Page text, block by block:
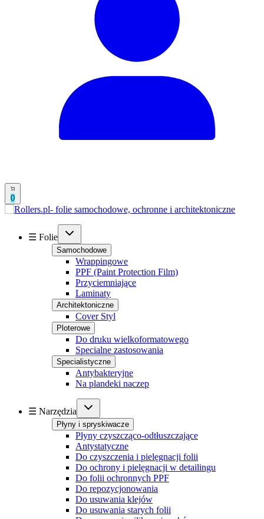
0
☰ Folie
Samochodowe
Wrappingowe
PPF (Paint Protection Film)
Przyciemniające
Laminaty
Architektoniczne
Cover Styl
Ploterowe
Do druku wielkoformatowego
Specialne zastosowania
Specialistyczne
Antybakteryjne
Na plandeki naczep
☰ Narzędzia
Płyny i spryskiwacze
Płyny czyszcząco-odtłuszczające
Antystatyczne
Do czyszczenia i pielęgnacji folii
Do ochrony i pielęgnacji w detailingu
Do folii ochronnych PPF
Do repozycjonowania
Do usuwania klejów
Do usuwania starych folii